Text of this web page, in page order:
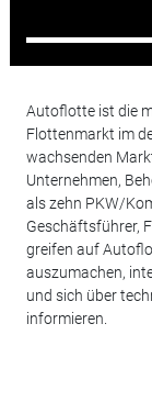
Autoflotte ist die
Flottenmarkt im
wachsenden
Unternehmen,
als zehn PKW/
Geschäftsführer,
greifen auf
auszumachen,
und sich über
informieren.